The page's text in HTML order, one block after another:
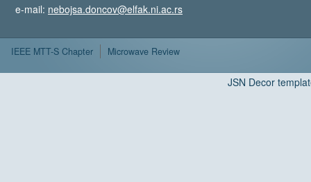
e-mail: nebojsa.doncov@elfak.ni.ac.rs
IEEE MTT-S Chapter Microwave Review
JSN Decor